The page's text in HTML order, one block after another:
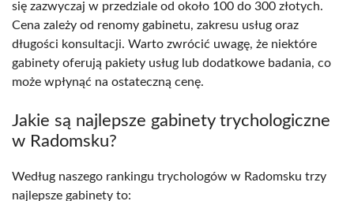
się zazwyczaj w przedziale od około 100 do 300 złotych.
Cena zależy od renomy gabinetu, zakresu usług oraz
długości konsultacji. Warto zwrócić uwagę, że niektóre
gabinety oferują pakiety usług lub dodatkowe badania, co
może wpłynąć na ostateczną cenę.
Jakie są najlepsze gabinety trychologiczne
w Radomsku?
Według naszego rankingu trychologów w Radomsku trzy
najlepsze gabinety to: